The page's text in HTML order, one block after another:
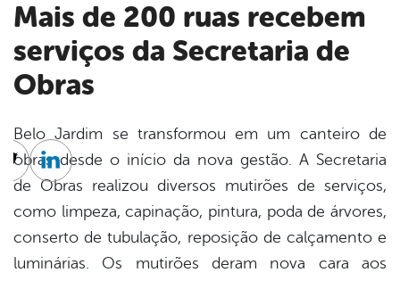
Mais de 200 ruas recebem
serviços da Secretaria de
Obras
Belo Jardim se transformou em um canteiro de
obras desde o início da nova gestão. A Secretaria
de Obras realizou diversos mutirões de serviços,
como limpeza, capinação, pintura, poda de árvores,
conserto de tubulação, reposição de calçamento e
luminárias. Os mutirões deram nova cara aos
TwitterLinkedin